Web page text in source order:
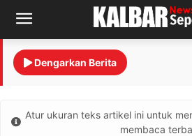
Dengarkan Berita
Atur ukuran teks artikel ini untuk
membaca